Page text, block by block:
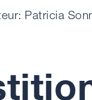
Patricia